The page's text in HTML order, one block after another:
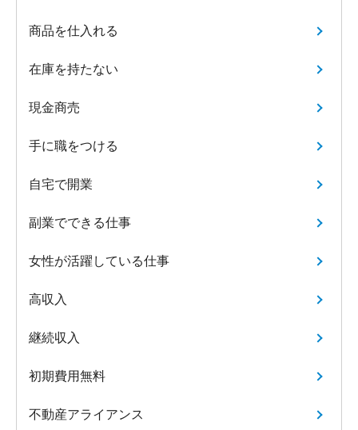
商品を仕入れる
在庫を持たない
現金商売
手に職をつける
自宅で開業
副業でできる仕事
女性が活躍している仕事
高収入
継続収入
初期費用無料
不動産アライアンス